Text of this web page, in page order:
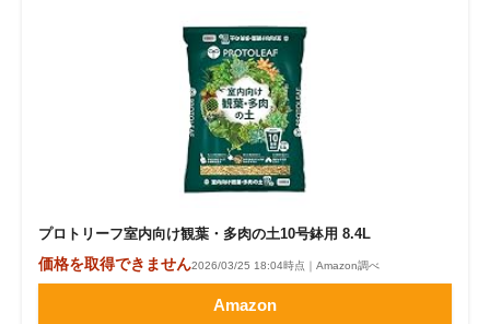
プロトリーフ室内向け観葉・多肉の土10号鉢用 8.4L
価格を取得できません2026/03/25 18:04時点｜Amazon調べ
Amazon